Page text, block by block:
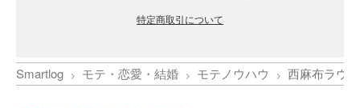
特定商取引について
Smartlog モテ・恋愛・結婚 モテノウハウ 西麻布ラウ